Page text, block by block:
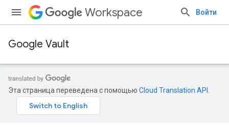
Workspace Войти
Google Vault
Эта страница переведена с помощью Cloud Translation API